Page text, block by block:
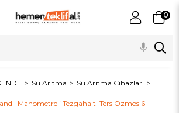
0
Su Arıtma Su Arıtma Cihazları
Manometreli Tezgahaltı Ters Ozmos 6